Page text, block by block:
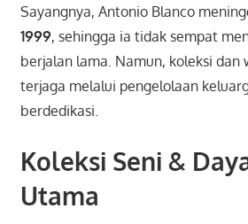
Sayangnya, Antonio Blanco
1999, sehingga ia tidak sempat
berjalan lama. Namun, koleksi dan
terjaga melalui pengelolaan
berdedikasi.
Koleksi Seni &
Utama